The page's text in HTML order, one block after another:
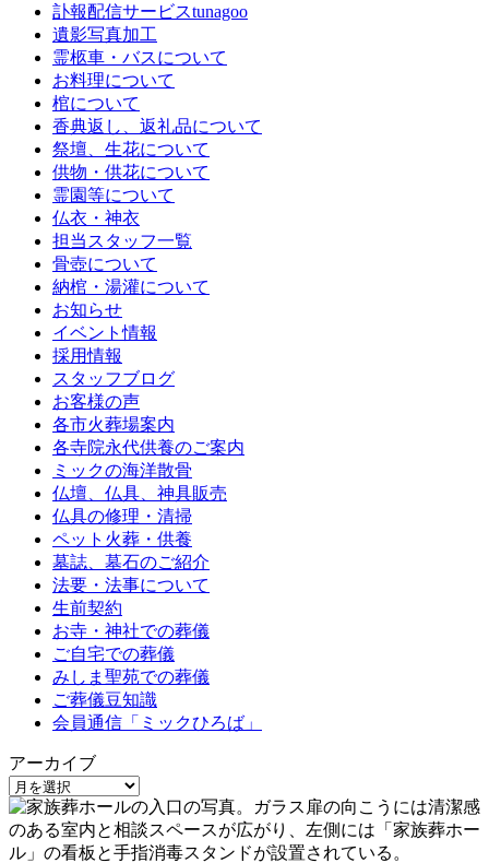
訃報配信サービスtunagoo
遺影写真加工
霊柩車・バスについて
お料理について
棺について
香典返し、返礼品について
祭壇、生花について
供物・供花について
霊園等について
仏衣・神衣
担当スタッフ一覧
骨壺について
納棺・湯灌について
お知らせ
イベント情報
採用情報
スタッフブログ
お客様の声
各市火葬場案内
各寺院永代供養のご案内
ミックの海洋散骨
仏壇、仏具、神具販売
仏具の修理・清掃
ペット火葬・供養
墓誌、墓石のご紹介
法要・法事について
生前契約
お寺・神社での葬儀
ご自宅での葬儀
みしま聖苑での葬儀
ご葬儀豆知識
会員通信「ミックひろば」
アーカイブ